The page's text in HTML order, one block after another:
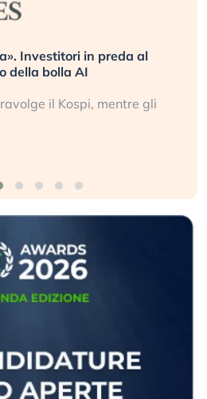
Quando la finanza pesa
L’America sta ripetendo
La ricchezza mondiale